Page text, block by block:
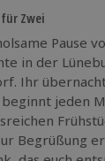
Zwei
Pause
in der
Ihr
jeden
Begrüßung